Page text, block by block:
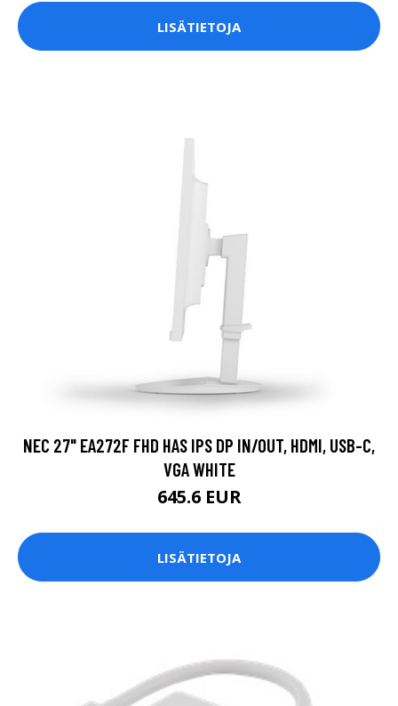
LISÄTIETOJA
NEC 27" EA272F FHD HAS IPS DP IN/OUT, HDMI, USB-C,
VGA WHITE
645.6 EUR
LISÄTIETOJA